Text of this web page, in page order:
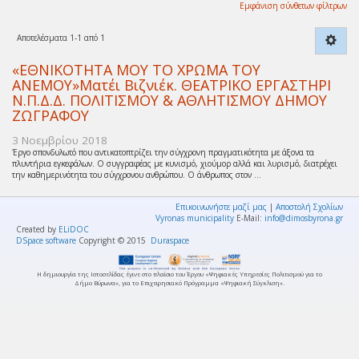
Εμφάνιση σύνθετων φίλτρων
Αποτελέσματα 1-1 από 1
«ΕΘΝΙΚΟΤΗΤΑ ΜΟΥ ΤΟ ΧΡΩΜΑ ΤΟΥ
ΑΝΕΜΟΥ»Ματέι Βιζνιέκ. ΘΕΑΤΡΙΚΟ ΕΡΓΑΣΤΗΡΙ
Ν.Π.Δ.Δ. ΠΟΛΙΤΙΣΜΟΥ & ΑΘΛΗΤΙΣΜΟΥ ΔΗΜΟΥ
ΖΩΓΡΑΦΟΥ
3 Νοεμβρίου 2018
Έργο σπονδυλωτό που αντικατοπτρίζει την σύγχρονη πραγματικότητα με άξονα τα
πλυντήρια εγκεφάλων. Ο συγγραφέας με κυνισμό, χιούμορ αλλά και λυρισμό, διατρέχει
την καθημερινότητα του σύγχρονου ανθρώπου. Ο άνθρωπος στον ...
Επικοινωνήστε μαζί μας | Αποστολή Σχολίων
Vyronas municipality E-Mail: info@dimosbyrona.gr
Created by ELiDOC
DSpace software Copyright © 2015 Duraspace
Η δημιουργία της Ιστοσελίδας έγινε στο πλαίσιο του Έργου «Ψηφιακές Υπηρεσίες Πολιτισμού για το
Δήμο Βύρωνα», για το Επιχειρησιακό Πρόγραμμα «Ψηφιακή Σύγκλιση».